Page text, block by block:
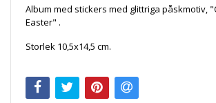
Album med stickers med glittriga påskmotiv,
Easter" .
Storlek 10,5x14,5 cm.